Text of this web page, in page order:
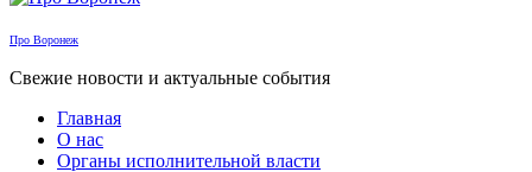
Про Воронеж
Свежие новости и актуальные события
Главная
О нас
Органы исполнительной власти